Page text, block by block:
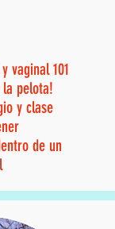
vaginal 101
pelota!
y clase
de un